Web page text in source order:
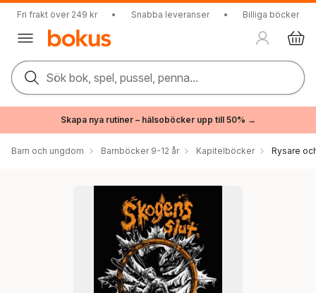
Fri frakt över 249 kr • Snabba leveranser • Billiga böcker
Sök bok, spel, pussel, penna...
Skapa nya rutiner – hälsoböcker upp till 50% →
Barn och ungdom Barnböcker 9-12 år Kapitelböcker Rysare